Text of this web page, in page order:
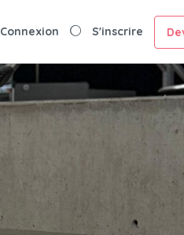
Connexion S'inscrire